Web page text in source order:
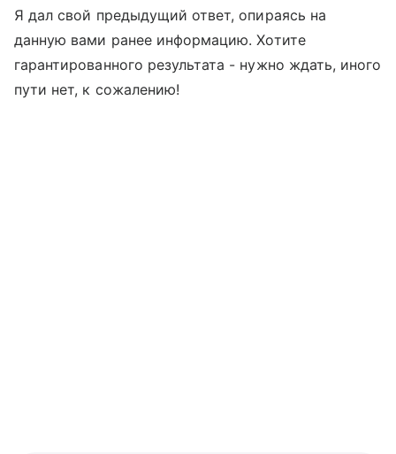
Я дал свой предыдущий ответ, опираясь на
данную вами ранее информацию. Хотите
гарантированного результата - нужно ждать, иного
пути нет, к сожалению!